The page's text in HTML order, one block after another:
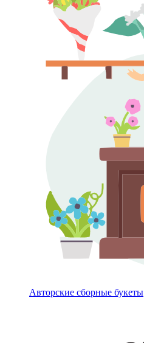
Авторские сборные букеты